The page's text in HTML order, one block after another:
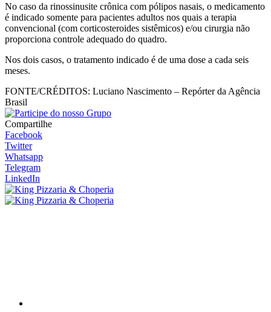
No caso da rinossinusite crônica com pólipos nasais, o medicamento
é indicado somente para pacientes adultos nos quais a terapia
convencional (com corticosteroides sistêmicos) e/ou cirurgia não
proporciona controle adequado do quadro.
Nos dois casos, o tratamento indicado é de uma dose a cada seis
meses.
FONTE/CRÉDITOS: Luciano Nascimento – Repórter da Agência
Brasil
Compartilhe
Facebook
Twitter
Whatsapp
Telegram
LinkedIn